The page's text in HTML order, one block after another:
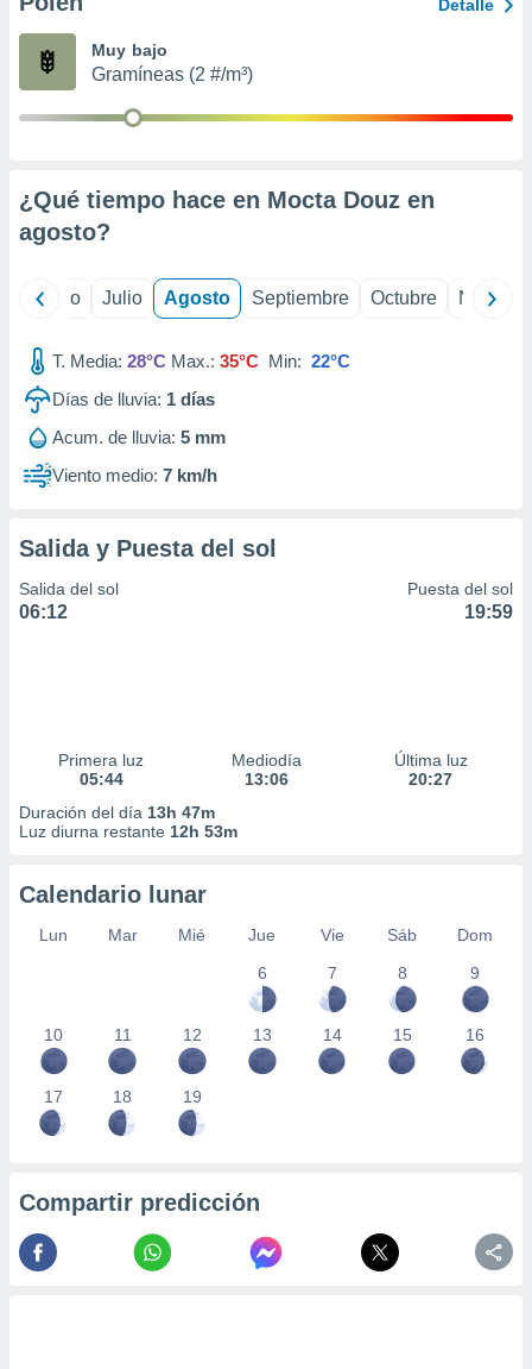
publicidad
1199
Detalle
Muy bajo
Gramíneas (2 #/m³)
¿Qué tiempo hace en Mocta Douz en
agosto?
Junio Julio Agosto Septiembre Octubre
T. Media: 28°C Max.: 35°C Min: 22°C
Días de lluvia: 1 días
Acum. de lluvia: 5 mm
Viento medio: 7 km/h
Salida y Puesta del sol
Salida del sol
06:12
Puesta del sol
19:59
Primera luz
05:44
Mediodía
13:06
Última luz
20:27
Duración del día 13h 47m
Luz diurna restante 12h 53m
Calendario lunar
Lun Mar Mié Jue Vie Sáb
Dom
6
7 8 9
10 11 12 13 14 15 16
17 18 19
Compartir predicción